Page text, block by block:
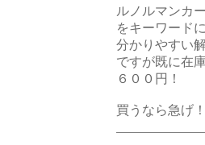
ルノルマンカ
をキーワード
分かりやすい
ですが既に在
６００円！
買うなら急げ！